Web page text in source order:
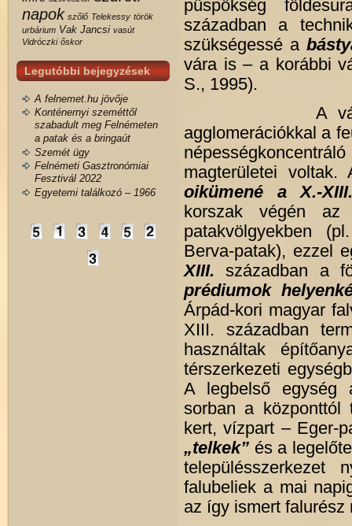
napok szőlő Telekessy török
urbárium Vak Jancsi vasút
Vidróczki őskor
Legutóbbi bejegyzések
A felnemet.hu jövője
Konténernyi szeméttől
szabadult meg Felnémeten
a patak és a bringaút
Szemét ügy
Felnémeti Gasztronómiai
Fesztivál 2022
Egyetemi találkozó – 1966
püspökség
században a
szükségessé a
vára is – a korábbi
S., 1995).
A várak a
agglomerációkkal a
magterületei voltak.
oikümené a X.-
korszak végén az
patakvölgyekben
Berva-patak), ezzel
XIII. században a
prédiumok
Árpád-kori magyar
XIII. században
használtak
térszerkezeti
A legbelső
sorban a
kert, vízpart – Eger-
„telkek” és a
falubeliek a mai
az így ismert falurész